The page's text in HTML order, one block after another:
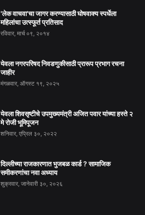
'लेक वाचवा'चा जागर करण्यासाठी घोषवाक्य स्पर्धेला
महिलांचा उत्स्फूर्त प्रतिसाद
रविवार, मार्च ०९, २०१४
येवला नगरपरिषद निवडणुकीसाठी प्रारूप प्रभाग रचना
जाहीर
मंगळवार, ऑगस्ट १९, २०२५
येवला शिवसृष्टीचे उपमुख्यमंत्री अजित पवार यांच्या हस्ते २
मे रोजी भूमिपूजन
शनिवार, एप्रिल ३०, २०२२
दिल्लीच्या राजकारणात भुजबळ कार्ड ? सामाजिक
समीकरणांचा नवा अध्याय
शुक्रवार, जानेवारी ३०, २०२६